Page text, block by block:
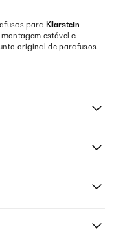
para Klarstein
estável e
original de parafusos